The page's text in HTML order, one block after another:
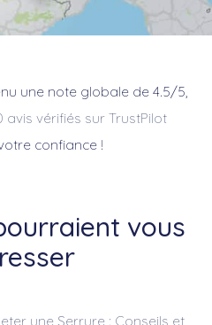
une note globale de 4.5/5,
avis vérifiés sur TrustPilot
confiance !
vous
une Serrure : Conseils et